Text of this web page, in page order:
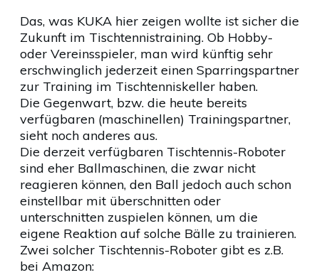
Das, was KUKA hier zeigen wollte ist sicher die
Zukunft im Tischtennistraining. Ob Hobby-
oder Vereinsspieler, man wird künftig sehr
erschwinglich jederzeit einen Sparringspartner
zur Training im Tischtenniskeller haben.
Die Gegenwart, bzw. die heute bereits
verfügbaren (maschinellen) Trainingspartner,
sieht noch anderes aus.
Die derzeit verfügbaren Tischtennis-Roboter
sind eher Ballmaschinen, die zwar nicht
reagieren können, den Ball jedoch auch schon
einstellbar mit überschnitten oder
unterschnitten zuspielen können, um die
eigene Reaktion auf solche Bälle zu trainieren.
Zwei solcher Tischtennis-Roboter gibt es z.B.
bei Amazon: